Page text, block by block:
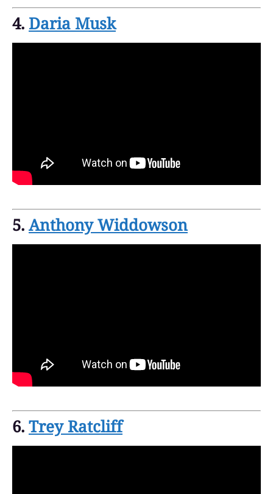
4. Daria Musk
5.Anthony Widdowson
6.Trey Ratcliff